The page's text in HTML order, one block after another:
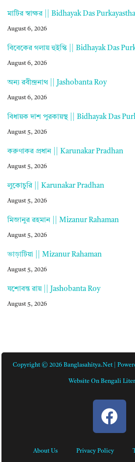
মাটির স্বাক্ষর || Bidhayak Das Purkayastha
August 6, 2026
বিবেকের গলায় হুইস্কি || Bidhayak Das
August 6, 2026
অন্য রবীন্দ্রনাথ || Jashobanta Roy
August 6, 2026
বিধায়ক দাশ পুরকায়স্থ || Bidhayak Das
August 5, 2026
করুণাকর প্রধান || Karunakar Pradhan
August 5, 2026
লুকোচুরি || Karunakar Pradhan
August 5, 2026
মিজানুর রহমান || Mizanur Rahaman
August 5, 2026
ভাড়াটিয়া || Mizanur Rahaman
August 5, 2026
যশোবন্ত রায় || Jashobanta Roy
August 5, 2026
Copyright © 2026 Banglasahitya.net |
Website On Bengali
About Us Privacy Policy